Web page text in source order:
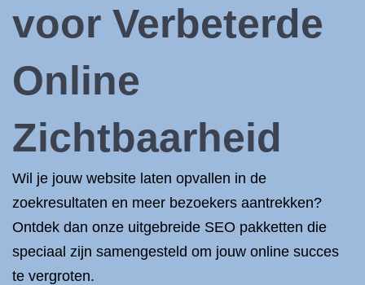
voor Verbeterde
Online
Zichtbaarheid
Wil je jouw website laten opvallen in de
zoekresultaten en meer bezoekers aantrekken?
Ontdek dan onze uitgebreide SEO pakketten die
speciaal zijn samengesteld om jouw online succes
te vergroten.